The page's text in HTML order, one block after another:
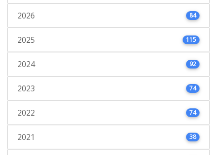
2026 84
2025 115
2024 92
2023 74
2022 74
2021 38